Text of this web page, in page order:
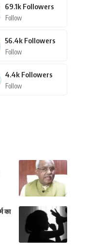
69.1k Followers
Follow
56.4k Followers
Follow
4.4k Followers
Follow
का